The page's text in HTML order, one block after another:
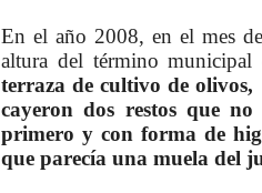
En el año 2008, en el mes
altura del término municipal
terraza de cultivo de
cayeron dos restos que
primero y con forma de
que parecía una muela del